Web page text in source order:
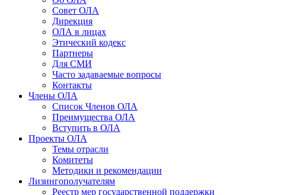
Совет ОЛА
Дирекция
ОЛА в лицах
Этический кодекс
Партнеры
Для СМИ
Часто задаваемые вопросы
Контакты
Члены ОЛА
Список Членов ОЛА
Преимущества ОЛА
Вступить в ОЛА
Проекты ОЛА
Темы отрасли
Комитеты
Методики и рекомендации
Лизингополучателям
Реестр мер государственной поддержки